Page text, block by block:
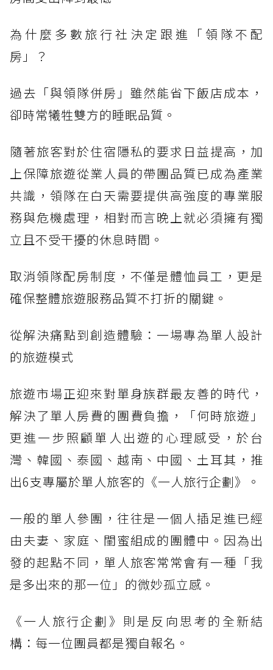
為什麼多數旅行社決定跟進「領隊不配
房」？
過去「與領隊併房」雖然能省下飯店成本，
卻時常犧牲雙方的睡眠品質。
隨著旅客對於住宿隱私的要求日益提高，加
上保障旅遊從業人員的帶團品質已成為產業
共識，領隊在白天需要提供高強度的專業服
務與危機處理，相對而言晚上就必須擁有獨
立且不受干擾的休息時間。
取消領隊配房制度，不僅是體恤員工，更是
確保整體旅遊服務品質不打折的關鍵。
從解決痛點到創造體驗：一場專為單人設計
的旅遊模式
旅遊市場正迎來對單身族群最友善的時代，
解決了單人房費的團費負擔，「何時旅遊」
更進一步照顧單人出遊的心理感受，於台
灣、韓國、泰國、越南、中國、土耳其，推
出6支專屬於單人旅客的《一人旅行企劃》。
一般的單人參團，往往是一個人插足進已經
由夫妻、家庭、閨蜜組成的團體中。因為出
發的起點不同，單人旅客常常會有一種「我
是多出來的那一位」的微妙孤立感。
《一人旅行企劃》則是反向思考的全新結
構：每一位團員都是獨自報名。